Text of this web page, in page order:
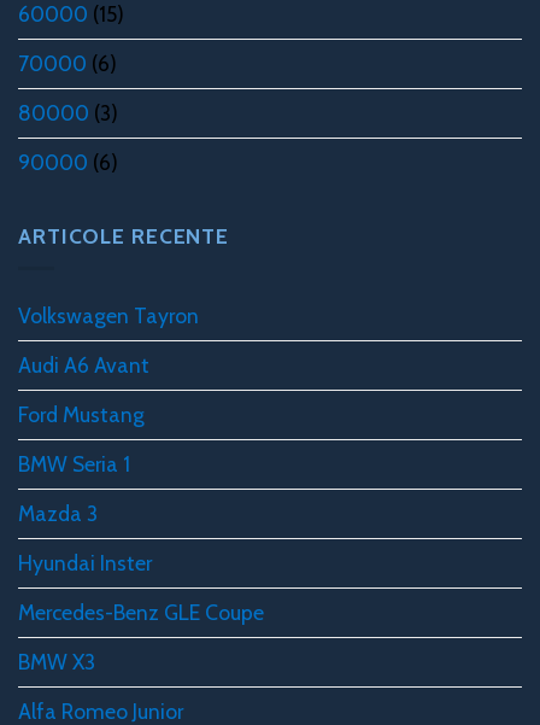
60000 (15)
70000 (6)
80000 (3)
90000 (6)
ARTICOLE RECENTE
Volkswagen Tayron
Audi A6 Avant
Ford Mustang
BMW Seria 1
Mazda 3
Hyundai Inster
Mercedes-Benz GLE Coupe
BMW X3
Alfa Romeo Junior